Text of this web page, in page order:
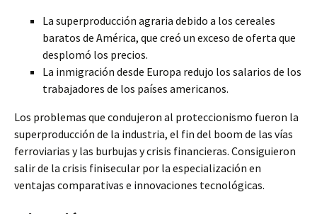
La superproducción agraria debido a los cereales
baratos de América, que creó un exceso de oferta que
desplomó los precios.
La inmigración desde Europa redujo los salarios de los
trabajadores de los países americanos.
Los problemas que condujeron al proteccionismo fueron la
superproducción de la industria, el fin del boom de las vías
ferroviarias y las burbujas y crisis financieras. Consiguieron
salir de la crisis finisecular por la especialización en
ventajas comparativas e innovaciones tecnológicas.